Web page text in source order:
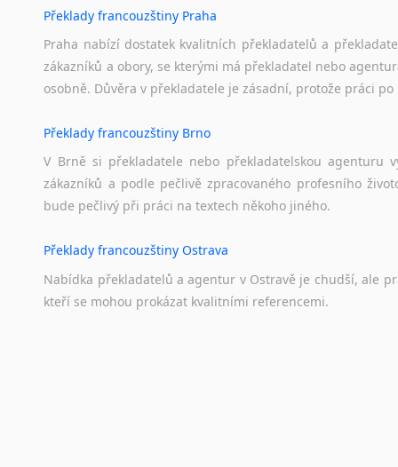
Překlady francouzštiny Praha
Praha nabízí dostatek kvalitních překladatelů a
zákazníků a obory, se kterými má překladatel nebo
osobně. Důvěra v překladatele je zásadní, protože práci
Překlady francouzštiny Brno
V Brně si překladatele nebo překladatelskou agenturu
zákazníků a podle pečlivě zpracovaného profesního
bude pečlivý při práci na textech někoho jiného.
Překlady francouzštiny Ostrava
Nabídka překladatelů a agentur v Ostravě je chudší, ale
kteří se mohou prokázat kvalitními referencemi.